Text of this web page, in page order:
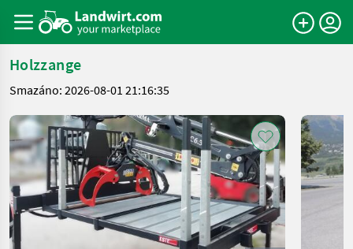
Holzzange
Smazáno: 2026-08-01 21:16:35